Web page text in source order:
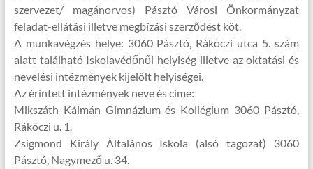
szervezet/ magánorvos) Pásztó Városi Önkormányzat
feladat-ellátási illetve megbízási szerződést köt.
A munkavégzés helye: 3060 Pásztó, Rákóczi utca 5. szám
alatt található Iskolavédőnői helyiség illetve az oktatási és
nevelési intézmények kijelölt helyiségei.
Az érintett intézmények neve és címe:
Mikszáth Kálmán Gimnázium és Kollégium 3060 Pásztó,
Rákóczi u. 1.
Zsigmond Király Általános Iskola (alsó tagozat) 3060
Pásztó, Nagymező u. 34.